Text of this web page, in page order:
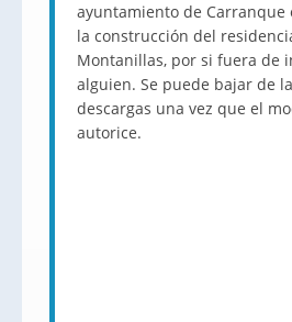
ayuntamiento de Carranque
la construcción del
Montanillas, por si fuera de
alguien. Se puede bajar de
descargas una vez que el
autorice.